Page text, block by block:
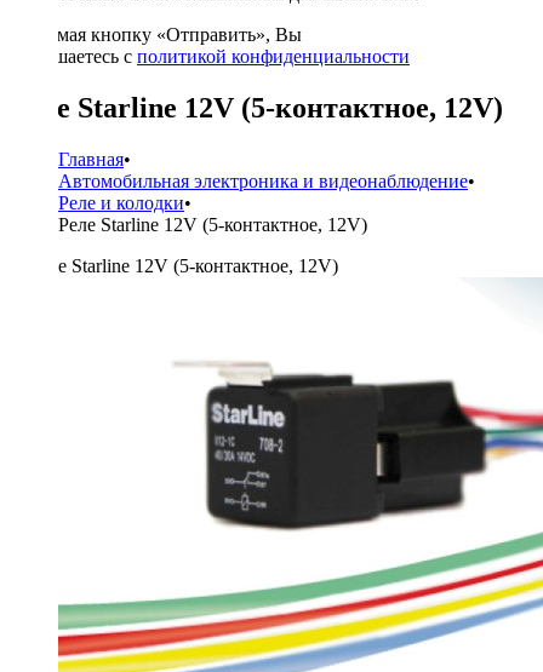
Нажимая кнопку «Отправить», Вы
соглашаетесь с политикой конфиденциальности
Реле Starline 12V (5-контактное, 12V)
Главная•
Автомобильная электроника и видеонаблюдение•
Реле и колодки•
Реле Starline 12V (5-контактное, 12V)